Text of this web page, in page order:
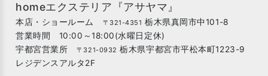
homeエクステリア『アサヤマ』
本店・ショールーム 〒321-4351 栃木県真岡市中101-8
営業時間 10:00～18:00(水曜日定休)
宇都宮営業所 〒321-0932 栃木県宇都宮市平松本町1223-9
レジデンスアルタ2F